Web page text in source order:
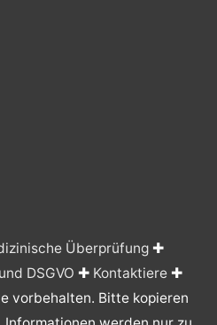
Überprüfung✚
DSGVO ✚ Kontaktiere✚
vorbehalten. Bitte kopieren